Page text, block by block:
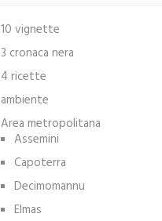
10 vignette
3 cronaca nera
4 ricette
ambiente
Area metropolitana
Assemini
Capoterra
Decimomannu
Elmas